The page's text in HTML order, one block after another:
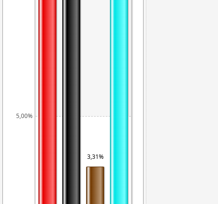
5,00%
3,31%